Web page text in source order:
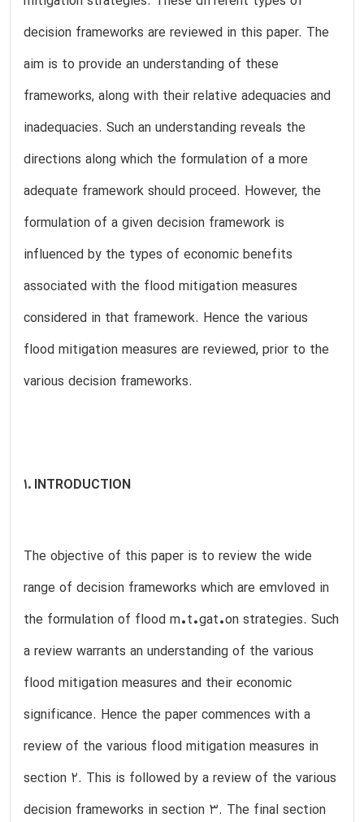
decision frameworks are reviewed in this paper. The
aim is to provide an understanding of these
frameworks, along with their relative adequacies and
inadequacies. Such an understanding reveals the
directions along which the formulation of a more
adequate framework should proceed. However, the
formulation of a given decision framework is
influenced by the types of economic benefits
associated with the flood mitigation measures
considered in that framework. Hence the various
flood mitigation measures are reviewed, prior to the
various decision frameworks.
1. INTRODUCTION
The objective of this paper is to review the wide
range of decision frameworks which are emvloved in
the formulation of flood m•t•gat•on strategies. Such
a review warrants an understanding of the various
flood mitigation measures and their economic
significance. Hence the paper commences with a
review of the various flood mitigation measures in
section 2. This is followed by a review of the various
decision frameworks in section 3. The final section